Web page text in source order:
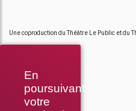
En
poursuivant
votre
Une coproduction du Théâtre Le Public et du